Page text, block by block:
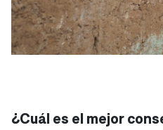
¿Cuál es el mejor